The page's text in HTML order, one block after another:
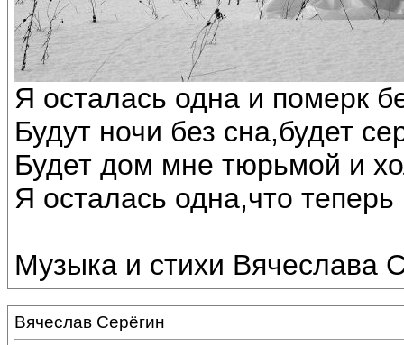
Я осталась одна и померк
Будут ночи без сна,будет
Будет дом мне тюрьмой и
Я осталась одна,что теперь
Музыка и стихи Вячеслава
Вячеслав Серёгин